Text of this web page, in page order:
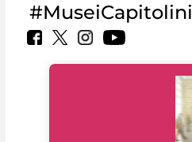
#MuseiCapitolini